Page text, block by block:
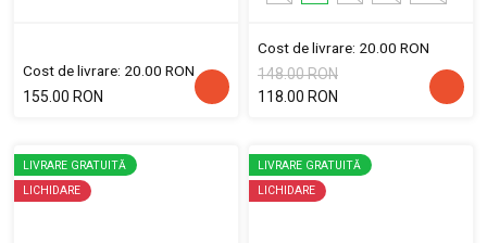
Cost de livrare: 20.00 RON
155.00 RON
Cost de livrare: 20.00 RON
148.00 RON
118.00 RON
LIVRARE GRATUITĂ
LICHIDARE
LIVRARE GRATUITĂ
LICHIDARE